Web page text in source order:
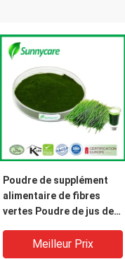
Poudre de supplément
alimentaire de fibres
vertes Poudre de jus de
Meilleur Prix